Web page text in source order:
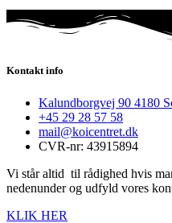
Kontakt info
Kalundborgvej 90 4180
+45 29 28 57 58
mail@koicentret.dk
CVR-nr: 43915894
Vi står altid til rådighed hvis
nedenunder og udfyld vores
KLIK HER